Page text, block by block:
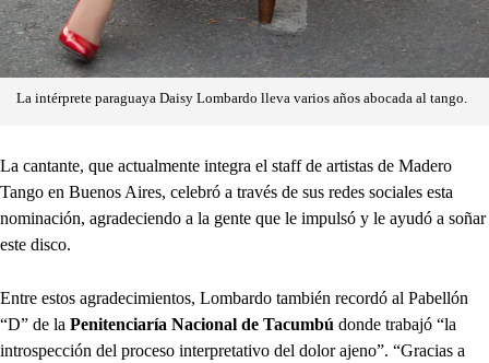
La intérprete paraguaya Daisy Lombardo lleva varios años abocada al tango.
La cantante, que actualmente integra el staff de artistas de Madero
Tango en Buenos Aires, celebró a través de sus redes sociales esta
nominación, agradeciendo a la gente que le impulsó y le ayudó a soñar
este disco.
Entre estos agradecimientos, Lombardo también recordó al Pabellón
“D” de la Penitenciaría Nacional de Tacumbú donde trabajó “la
introspección del proceso interpretativo del dolor ajeno”. “Gracias a